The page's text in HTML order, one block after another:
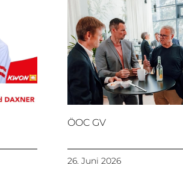
ÖOC GV
26. Juni 2026